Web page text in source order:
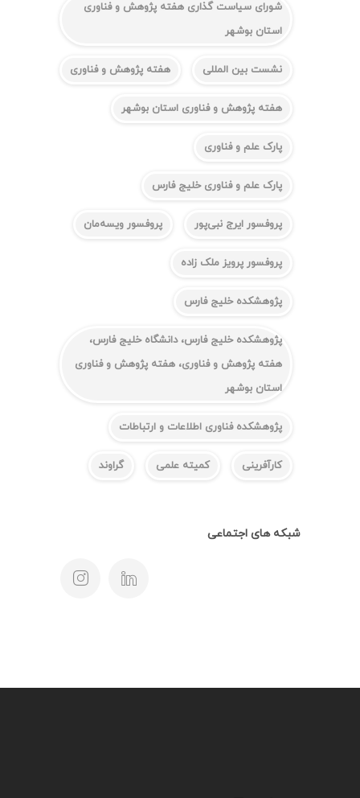
شورای سیاست گذاری هفته پژوهش و فناوری
استان بوشهر
نشست بین المللی هفته پژوهش و فناوری
هفته پژوهش و فناوری استان بوشهر
پارک علم و فناوری
پارک علم و فناوری خلیج فارس
پروفسور ایرج نبی‌پور پروفسور ویسه‌مان
پروفسور پرویز ملک زاده
پژوهشکده خلیج فارس
پژوهشکده خلیج فارس، دانشگاه خلیج فارس،
هفته پژوهش و فناوری، هفته پژوهش و فناوری
استان بوشهر
پژوهشکده فناوری اطلاعات و ارتباطات
کارآفرینی کمیته علمی گراوند
شبکه های اجتماعی